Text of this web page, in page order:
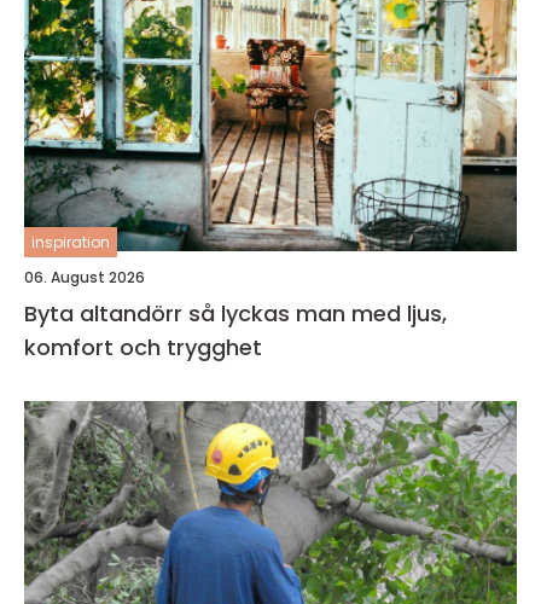
inspiration
06. August 2026
Byta altandörr så lyckas man med ljus,
komfort och trygghet